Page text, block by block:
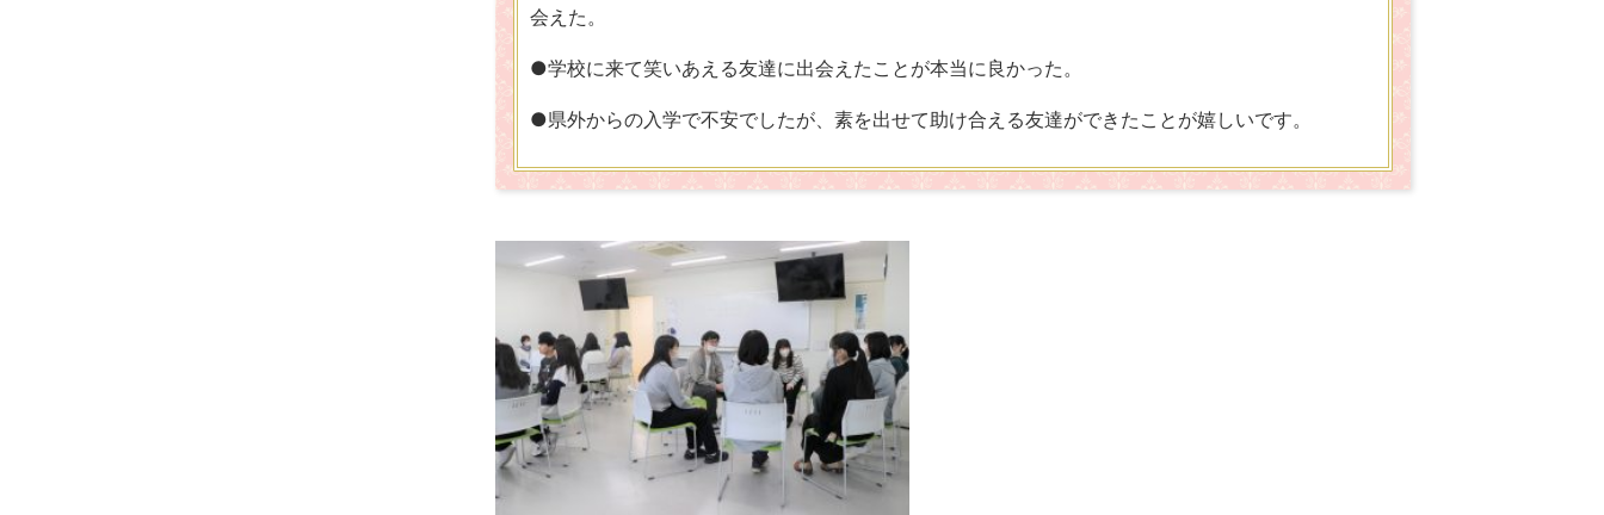
会えた。
●学校に来て笑いあえる友達に出会えたことが本当に良かった。
●県外からの入学で不安でしたが、素を出せて助け合える友達ができたことが嬉しいです。